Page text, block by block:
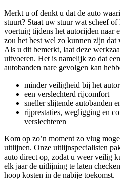
Merkt u of denkt u dat de auto
stuurt? Staat uw stuur wat scheef
voertuig tijdens het autorijden naar
zou het best wel zo kunnen zijn
Als u dit bemerkt, laat deze
uitvoeren. Het is namelijk zo dat
autobanden nare gevolgen kan
minder veiligheid bij het
een verslechterd rijcomfort
sneller slijtende autobanden
rijprestaties, wegligging en
verslechteren
Kom op zo’n moment zo vlug
uitlijnen. Onze uitlijnspecialisten
auto direct op, zodat u weer veilig
elk jaar de uitlijning te laten
hoop kosten in de nabije toekomst.